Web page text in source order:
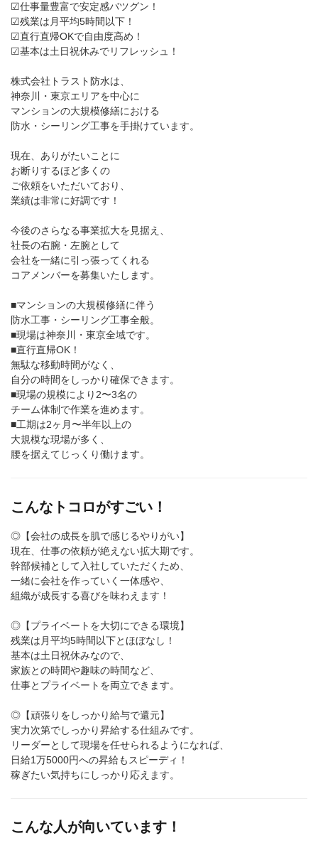
☑仕事量豊富で安定感バツグン！
☑残業は月平均5時間以下！
☑直行直帰OKで自由度高め！
☑基本は土日祝休みでリフレッシュ！
株式会社トラスト防水は、
神奈川・東京エリアを中心に
マンションの大規模修繕における
防水・シーリング工事を手掛けています。
現在、ありがたいことに
お断りするほど多くの
ご依頼をいただいており、
業績は非常に好調です！
今後のさらなる事業拡大を見据え、
社長の右腕・左腕として
会社を一緒に引っ張ってくれる
コアメンバーを募集いたします。
■マンションの大規模修繕に伴う
防水工事・シーリング工事全般。
■現場は神奈川・東京全域です。
■直行直帰OK！
無駄な移動時間がなく、
自分の時間をしっかり確保できます。
■現場の規模により2〜3名の
チーム体制で作業を進めます。
■工期は2ヶ月〜半年以上の
大規模な現場が多く、
腰を据えてじっくり働けます。
こんなトコロがすごい！
◎【会社の成長を肌で感じるやりがい】
現在、仕事の依頼が絶えない拡大期です。
幹部候補として入社していただくため、
一緒に会社を作っていく一体感や、
組織が成長する喜びを味わえます！
◎【プライベートを大切にできる環境】
残業は月平均5時間以下とほぼなし！
基本は土日祝休みなので、
家族との時間や趣味の時間など、
仕事とプライベートを両立できます。
◎【頑張りをしっかり給与で還元】
実力次第でしっかり昇給する仕組みです。
リーダーとして現場を任せられるようになれば、
日給1万5000円への昇給もスピーディ！
稼ぎたい気持ちにしっかり応えます。
こんな人が向いています！